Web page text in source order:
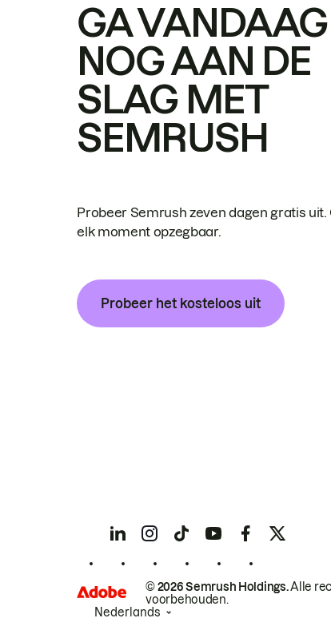
GA VANDAAG
NOG AAN DE
SLAG MET
SEMRUSH
Probeer Semrush zeven dagen gratis uit.
elk moment opzegbaar.
Probeer het kosteloos uit
© 2026 Semrush Holdings.Alle
voorbehouden.
Nederlands